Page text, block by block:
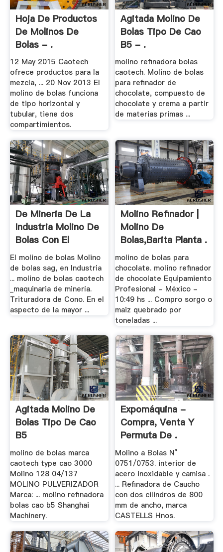
Hoja De Productos
De Molinos De
Bolas - .
12 May 2015 Caotech
ofrece productos para la
mezcla, ... 20 Nov 2013 El
molino de bolas funciona
de tipo horizontal y
tubular, tiene dos
compartimientos.
Agitada Molino De
Bolas Tipo De Cao
B5 - .
molino refinadora bolas
caotech. Molino de bolas
para refinador de
chocolate, compuesto de
chocolate y crema a partir
de materias primas ...
De Mineria De La
Industria Molino De
Bolas Con El
El molino de bolas Molino
de bolas sag, en Industria
... molino de bolas caotech
_maquinaria de minería.
Trituradora de Cono. En el
aspecto de la mayor ...
Molino Refinador |
Molino De
Bolas,Barita Planta .
molino de bolas para
chocolate. molino refinador
de chocolate Equipamiento
Profesional - México -
10:49 hs ... Compro sorgo o
maiz quebrado por
toneladas ...
Agitada Molino De
Bolas Tipo De Cao
B5
molino de bolas marca
caotech type cao 3000
Molino 128 04/137
MOLINO PULVERIZADOR
Marca: ... molino refinadora
bolas cao b5 Shanghai
Machinery.
Expomáquina -
Compra, Venta Y
Permuta De .
Molino a Bolas N°
0751/0753. interior de
acero inoxidable y camisa .
... Refinadora de Caucho
con dos cilindros de 800
mm de ancho, marca
CASTELLS Hnos.